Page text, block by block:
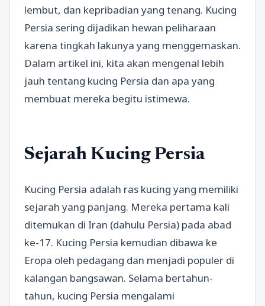
lembut, dan kepribadian yang tenang. Kucing
Persia sering dijadikan hewan peliharaan
karena tingkah lakunya yang menggemaskan.
Dalam artikel ini, kita akan mengenal lebih
jauh tentang kucing Persia dan apa yang
membuat mereka begitu istimewa.
Sejarah Kucing Persia
Kucing Persia adalah ras kucing yang memiliki
sejarah yang panjang. Mereka pertama kali
ditemukan di Iran (dahulu Persia) pada abad
ke-17. Kucing Persia kemudian dibawa ke
Eropa oleh pedagang dan menjadi populer di
kalangan bangsawan. Selama bertahun-
tahun, kucing Persia mengalami